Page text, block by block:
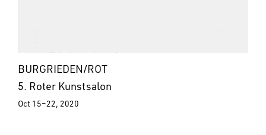
BURGRIEDEN/ROT
5. Roter Kunstsalon
Oct 15–22, 2020